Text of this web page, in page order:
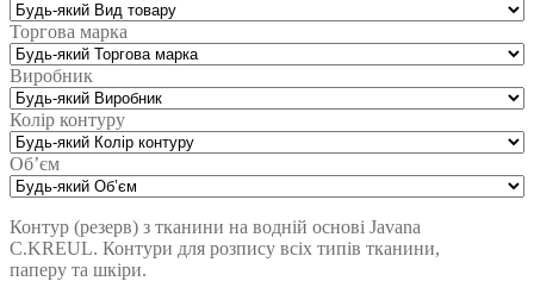
Торгова марка
Виробник
Колір контуру
Об’єм
Контур (резерв) з тканини на водній основі Javana
C.KREUL. Контури для розпису всіх типів тканини,
паперу та шкіри.